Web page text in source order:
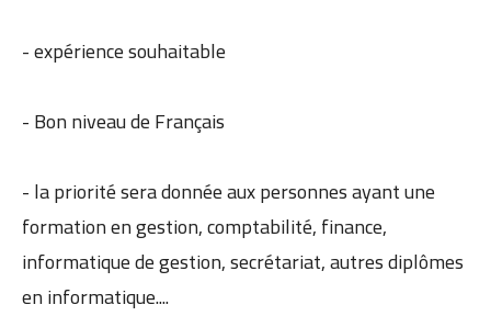
- expérience souhaitable
- Bon niveau de Français
- la priorité sera donnée aux personnes ayant une
formation en gestion, comptabilité, finance,
informatique de gestion, secrétariat, autres diplômes
en informatique....